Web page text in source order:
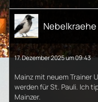
Nebelkraehe
17. Dezember 2025 um 09:43
Mainz mit neuem Trainer
werden für St. Pauli. Ich
Mainzer.